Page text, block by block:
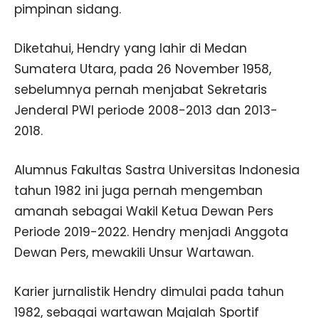
pimpinan sidang.
Diketahui, Hendry yang lahir di Medan
Sumatera Utara, pada 26 November 1958,
sebelumnya pernah menjabat Sekretaris
Jenderal PWI periode 2008-2013 dan 2013-
2018.
Alumnus Fakultas Sastra Universitas Indonesia
tahun 1982 ini juga pernah mengemban
amanah sebagai Wakil Ketua Dewan Pers
Periode 2019-2022. Hendry menjadi Anggota
Dewan Pers, mewakili Unsur Wartawan.
Karier jurnalistik Hendry dimulai pada tahun
1982, sebagai wartawan Majalah Sportif